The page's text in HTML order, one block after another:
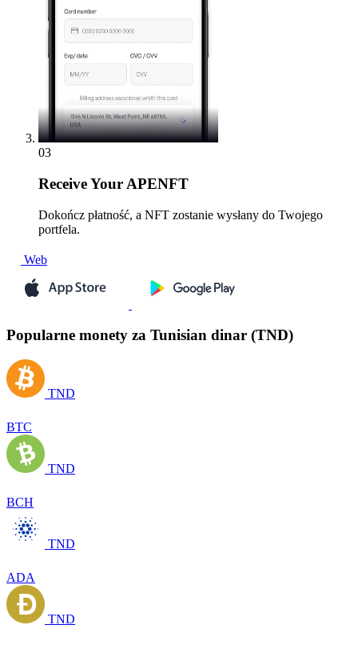
03
ReceiveYour APENFT
Dokończ płatność, a NFT zostanie wysłany do Twojego
portfela.
Web
Popularne monety za Tunisian dinar (TND)
TND
BTC
TND
BCH
TND
ADA
TND